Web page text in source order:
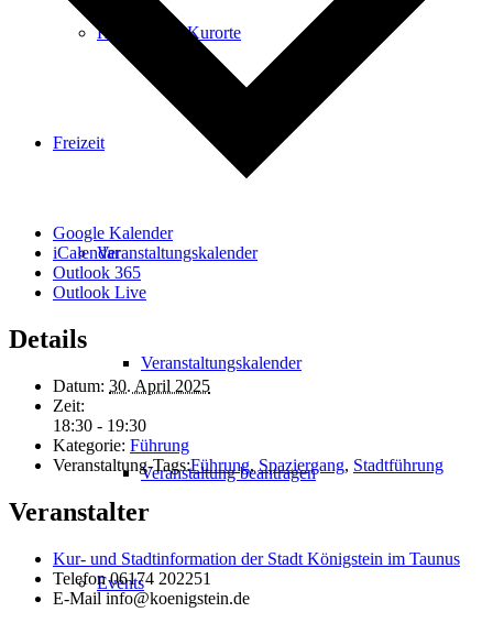
Heilbäder & Kurorte
Freizeit
Veranstaltungskalender
Veranstaltungskalender
Veranstaltung beantragen
Events
Google Kalender
iCalendar
Outlook 365
Outlook Live
Details
Datum: 30. April 2025
Zeit:
18:30 - 19:30
Kategorie: Führung
Veranstaltung-Tags:Führung, Spaziergang, Stadtführung
Veranstalter
Kur- und Stadtinformation der Stadt Königstein im Taunus
Telefon06174 202251
E-Mail info@koenigstein.de